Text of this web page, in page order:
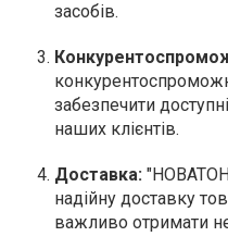
засобів.
забезпечити
наших клієнтів.
Доставка:
надійну доставку
важливо отримати